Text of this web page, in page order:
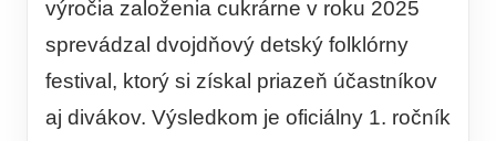
výročia založenia cukrárne v roku 2025
sprevádzal dvojdňový detský folklórny
festival, ktorý si získal priazeň účastníkov
aj divákov. Výsledkom je oficiálny 1. ročník